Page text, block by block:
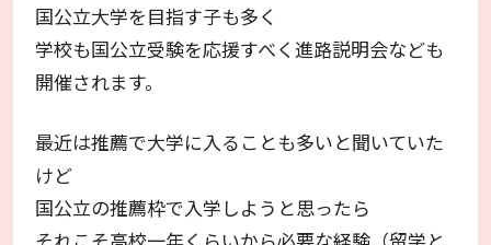
国公立大学を目指す子も多く
学校も国公立受験を応援すべく進路説明会なども
開催されます。
最近は推薦で大学に入ることも多いと聞いていた
けど
国公立の推薦枠で入学しようと思ったら